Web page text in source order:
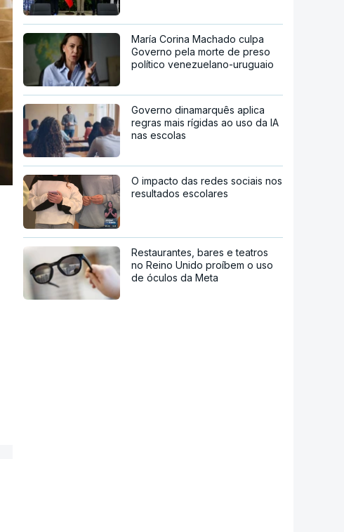
María Corina Machado culpa
Governo pela morte de preso
político venezuelano-uruguaio
Governo dinamarquês aplica
regras mais rígidas ao uso da IA
nas escolas
O impacto das redes sociais nos
resultados escolares
Restaurantes, bares e teatros
no Reino Unido proíbem o uso
de óculos da Meta